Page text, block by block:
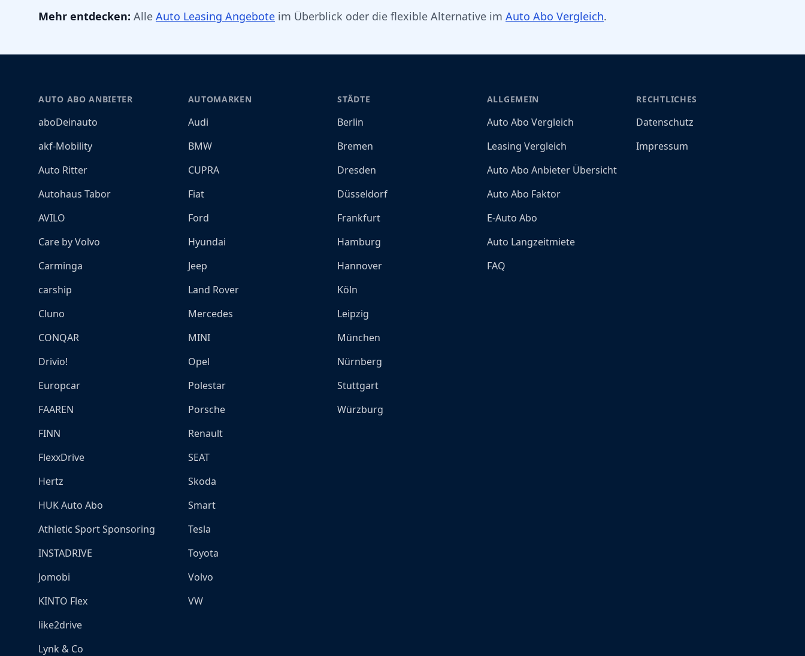
Mehr entdecken: Alle Auto Leasing Angebote im Überblick oder die flexible Alternative im Auto Abo Vergleich.
AUTO ABO ANBIETER
aboDeinauto
akf-Mobility
Auto Ritter
Autohaus Tabor
AVILO
Care by Volvo
Carminga
carship
Cluno
CONQAR
Drivio!
Europcar
FAAREN
FINN
FlexxDrive
Hertz
HUK Auto Abo
Athletic Sport Sponsoring
INSTADRIVE
Jomobi
KINTO Flex
like2drive
Lynk & Co
AUTOMARKEN
Audi
BMW
CUPRA
Fiat
Ford
Hyundai
Jeep
Land Rover
Mercedes
MINI
Opel
Polestar
Porsche
Renault
SEAT
Skoda
Smart
Tesla
Toyota
Volvo
VW
STÄDTE
Berlin
Bremen
Dresden
Düsseldorf
Frankfurt
Hamburg
Hannover
Köln
Leipzig
München
Nürnberg
Stuttgart
Würzburg
ALLGEMEIN
Auto Abo Vergleich
Leasing Vergleich
Auto Abo Anbieter Übersicht
Auto Abo Faktor
E-Auto Abo
Auto Langzeitmiete
FAQ
RECHTLICHES
Datenschutz
Impressum